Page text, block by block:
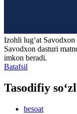
Izohli lugʻat Savodxon
Savodxon dasturi
imkon beradi.
Batafsil
Tasodifiy
besoat